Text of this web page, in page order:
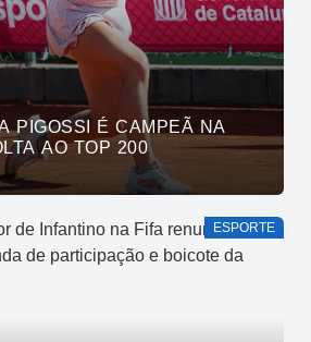
PIGOSSI É CAMPEÃ NA
AO TOP 200
ESPORTE